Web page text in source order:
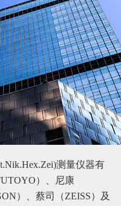
测量仪器有
）、尼康
）、蔡司（ZEISS）及